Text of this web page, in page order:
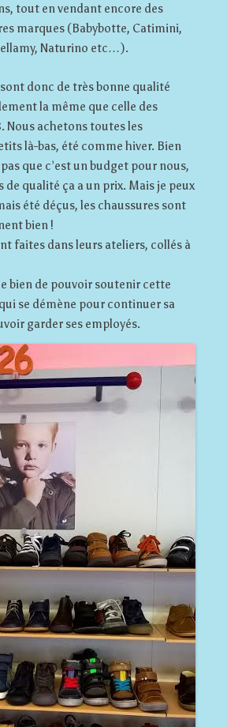
tout en vendant encore des
marques (Babybotte, Catimini,
Naturino etc…).
donc de très bonne qualité
la même que celle des
Nous achetons toutes les
là-bas, été comme hiver. Bien
que c’est un budget pour nous,
de qualité ça a un prix. Mais je peux
été déçus, les chaussures sont
bien !
faites dans leurs ateliers, collés à
bien de pouvoir soutenir cette
se démène pour continuer sa
garder ses employés.